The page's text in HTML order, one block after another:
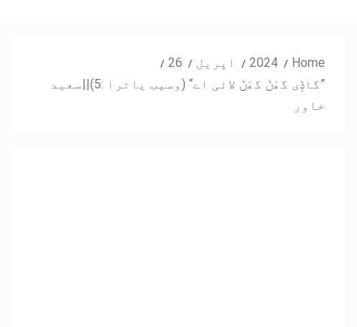
Home
2024 اپریل
26
”گاݙی گھَݨ گھَݨ لائی اے“ (وسیب یاترا :5)||سعید
خاور